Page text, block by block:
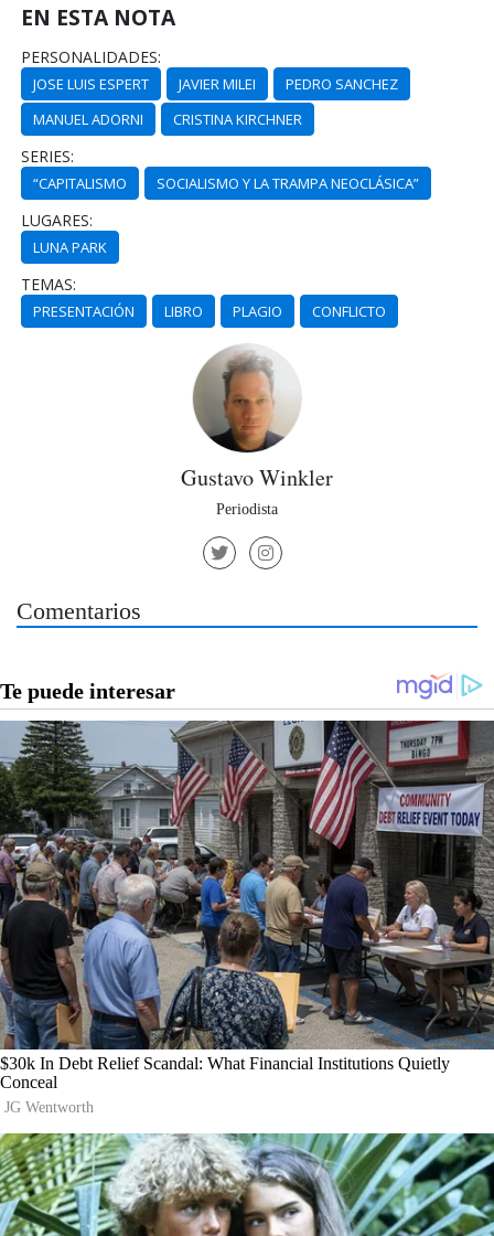
EN ESTA NOTA
PERSONALIDADES:
JOSE LUIS ESPERT JAVIER MILEI
PEDRO SANCHEZ
MANUEL ADORNI
CRISTINA KIRCHNER
SERIES:
“CAPITALISMO SOCIALISMO Y LA TRAMPA NEOCLÁSICA”
LUGARES:
LUNA PARK
TEMAS:
PRESENTACIÓN LIBRO PLAGIO CONFLICTO
Gustavo Winkler
Periodista
Comentarios